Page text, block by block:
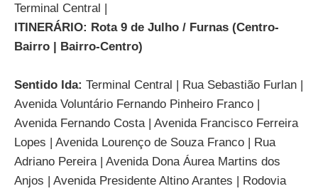
Terminal Central |
ITINERÁRIO: Rota 9 de Julho / Furnas (Centro-
Bairro | Bairro-Centro)
Sentido Ida: Terminal Central | Rua Sebastião Furlan |
Avenida Voluntário Fernando Pinheiro Franco |
Avenida Fernando Costa | Avenida Francisco Ferreira
Lopes | Avenida Lourenço de Souza Franco | Rua
Adriano Pereira | Avenida Dona Áurea Martins dos
Anjos | Avenida Presidente Altino Arantes | Rodovia